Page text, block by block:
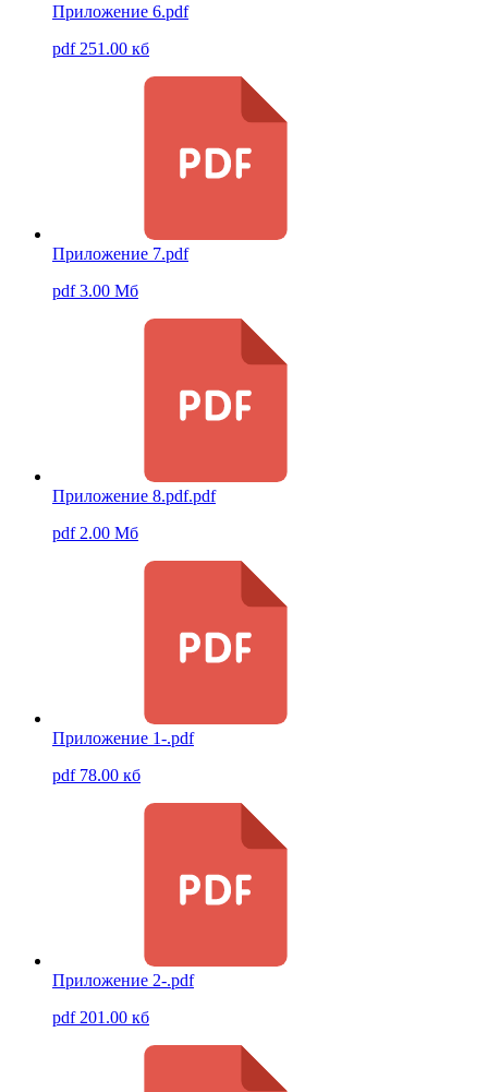
Приложение 6.pdf
pdf 251.00 кб
Приложение 7.pdf
pdf 3.00 Мб
Приложение 8.pdf.pdf
pdf 2.00 Мб
Приложение 1-.pdf
pdf 78.00 кб
Приложение 2-.pdf
pdf 201.00 кб